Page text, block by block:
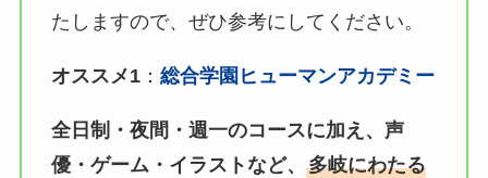
たしますので、ぜひ参考にしてください。
オススメ1： 総合学園ヒューマンアカデミー
全日制・夜間・週一のコースに加え、声
優・ゲーム・イラストなど、 多岐にわたる